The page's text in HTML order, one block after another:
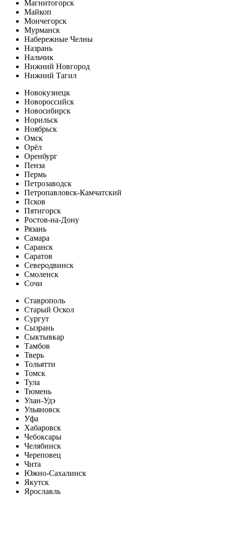
Магнитогорск
Майкоп
Мончегорск
Мурманск
Набережные Челны
Назрань
Нальчик
Нижний Новгород
Нижний Тагил
Новокузнецк
Новороссийск
Новосибирск
Норильск
Ноябрьск
Омск
Орёл
Оренбург
Пенза
Пермь
Петрозаводск
Петропавловск-Камчатский
Псков
Пятигорск
Ростов-на-Дону
Рязань
Самара
Саранск
Саратов
Северодвинск
Смоленск
Сочи
Ставрополь
Старый Оскол
Сургут
Сызрань
Сыктывкар
Тамбов
Тверь
Тольятти
Томск
Тула
Тюмень
Улан-Удэ
Ульяновск
Уфа
Хабаровск
Чебоксары
Челябинск
Череповец
Чита
Южно-Сахалинск
Якутск
Ярославль